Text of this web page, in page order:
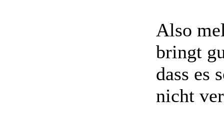
Also
bringt
dass es
nicht